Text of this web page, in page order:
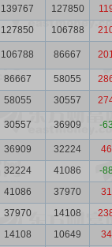
139767 127850
127850 106788
106788 86667
86667 58055
58055 30557
30557 36909 -
36909 32224
32224 41086
-
41086 37970
37970 14108
14108 10649